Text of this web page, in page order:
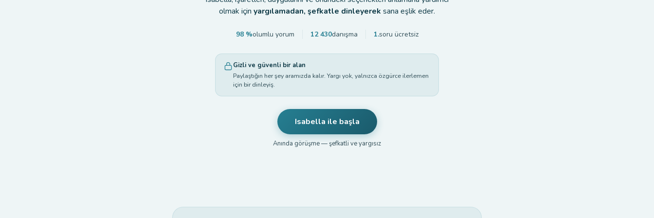
olmak için yargılamadan, şefkatle dinleyerek sana eşlik eder.
98 %olumlu yorum 12 430danışma 1.soru ücretsiz
Gizli ve güvenli bir alan
Paylaştığın her şey aramızda kalır. Yargı yok, yalnızca özgürce ilerlemen
için bir dinleyiş.
Isabella ile başla
Anında görüşme — şefkatli ve yargısız